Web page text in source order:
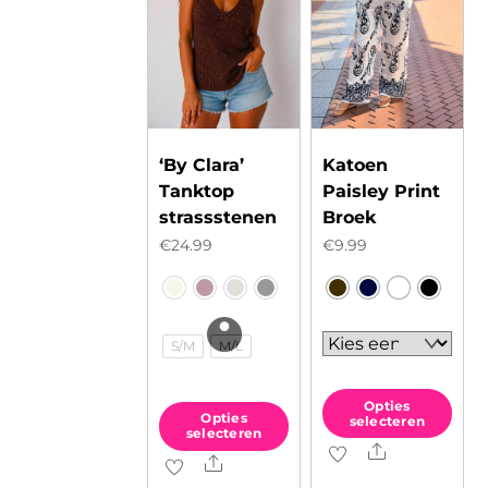
‘By Clara’
Tanktop
strassstenen
€24.99
S/M M/L
Opties
selecteren
Dit
Share
Katoen
Paisley Print
Broek
€9.99
Opties
selecteren
Dit
Share